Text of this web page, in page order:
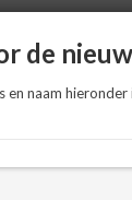
de
en naam hieronder